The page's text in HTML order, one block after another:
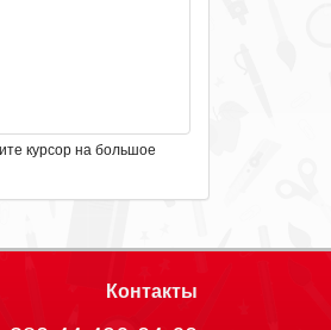
курсор на большое
Контакты